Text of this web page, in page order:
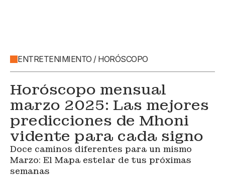
ENTRETENIMIENTO / HORÓSCOPO
Horóscopo mensual
marzo 2025: Las mejores
predicciones de Mhoni
vidente para cada signo
Doce caminos diferentes para un mismo
Marzo: El Mapa estelar de tus próximas
semanas